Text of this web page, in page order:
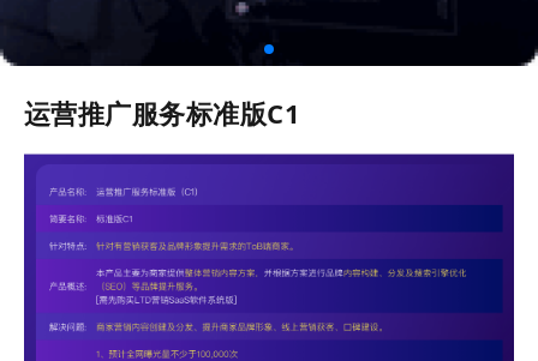
运营推广服务标准版C1